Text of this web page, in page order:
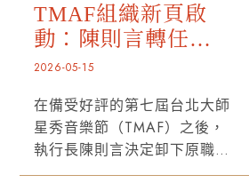
師資群與年輕音樂家同臺演出
的「星秀室內樂音樂會」、匯
聚世界天團首席的「大師巨星
音樂會」及巡迴北中南3地的
「大師星秀音樂節交響音樂
會」。
TMAF組織新頁啟
動：陳則言轉任資
深顧問，林士凱出
2026-05-15
在備受好評的第七屆台北大師
星秀音樂節（TMAF）之後，
執行長陳則言決定卸下原職。
陳則言表示：「很榮幸地，在